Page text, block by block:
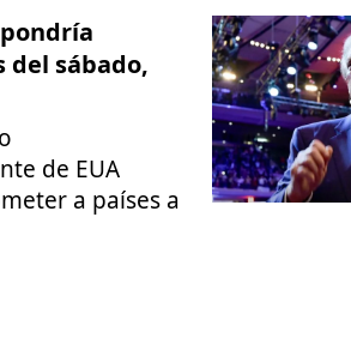
del sábado,
de EUA
a países a